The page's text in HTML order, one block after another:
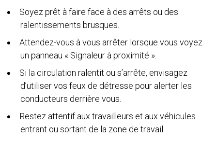
Soyez prêt à faire face à des arrêts ou des
ralentissements brusques.
Attendez-vous à vous arrêter lorsque vous voyez
un panneau « Signaleur à proximité ».
Si la circulation ralentit ou s’arrête, envisagez
d’utiliser vos feux de détresse pour alerter les
conducteurs derrière vous.
Restez attentif aux travailleurs et aux véhicules
entrant ou sortant de la zone de travail.